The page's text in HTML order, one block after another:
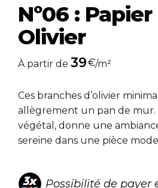
Nº06 :
Olivier
À partir de 39€/m²
Ces branches d’olivier
allègrement un pan de mur.
végétal, donne une
sereine dans une pièce
Possibilité de payer